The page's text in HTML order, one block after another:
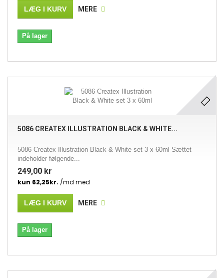
LÆG I KURV MERE
På lager
5086 CREATEX ILLUSTRATION BLACK & WHITE...
5086 Createx Illustration Black & White set 3 x 60ml Sættet
indeholder følgende...
249,00 kr
LÆG I KURV MERE
På lager